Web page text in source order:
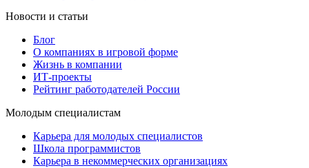
Новости и статьи
Блог
О компаниях в игровой форме
Жизнь в компании
ИТ-проекты
Рейтинг работодателей России
Молодым специалистам
Карьера для молодых специалистов
Школа программистов
Карьера в некоммерческих организациях